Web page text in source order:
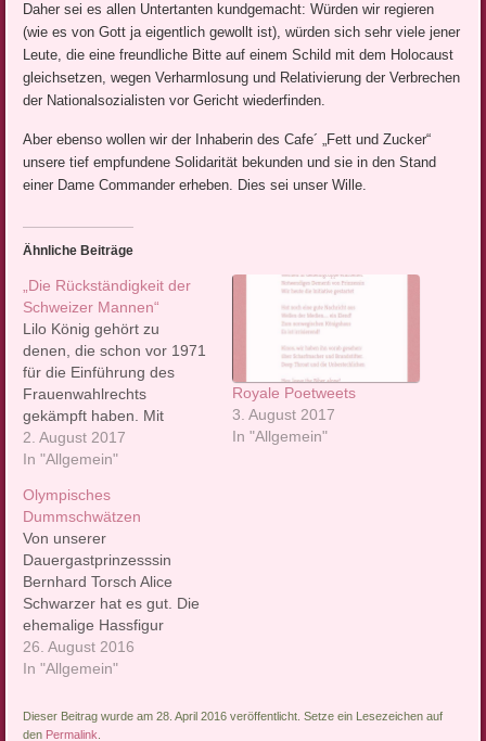
Daher sei es allen Untertanten kundgemacht: Würden wir regieren
(wie es von Gott ja eigentlich gewollt ist), würden sich sehr viele jener
Leute, die eine freundliche Bitte auf einem Schild mit dem Holocaust
gleichsetzen, wegen Verharmlosung und Relativierung der Verbrechen
der Nationalsozialisten vor Gericht wiederfinden.
Aber ebenso wollen wir der Inhaberin des Cafe´ „Fett und Zucker“
unsere tief empfundene Solidarität bekunden und sie in den Stand
einer Dame Commander erheben. Dies sei unser Wille.
Ähnliche Beiträge
„Die Rückständigkeit der
Schweizer Mannen“
Lilo König gehört zu
denen, die schon vor 1971
für die Einführung des
Frauenwahlrechts
gekämpft haben. Mit
Gastprinzessin Stefan
Laurin sprach die
wie sie die Zeit, in der "Die
Göttliche Ordnung" spielt,
erlebt hat.
Prinzessinnnenreporter:
Wie hast Du die
Einführung des
Wahlrechtes damals
erlebt? Warum hat es…
2. August 2017
In "Allgemein"
Royale Poetweets
3. August 2017
In "Allgemein"
Olympisches
Dummschwätzen
Von unserer
Dauergastprinzesssin
Bernhard Torsch Alice
Schwarzer hat es gut. Die
ehemalige Hassfigur
Nummer eins aller
Reaktionäre,
Vollidioten ist mittels BILD-
Kuschelei, Auftritten im
26. August 2016
In "Allgemein"
Dieser Beitrag wurde am 28. April 2016 veröffentlicht. Setze ein Lesezeichen auf
den Permalink